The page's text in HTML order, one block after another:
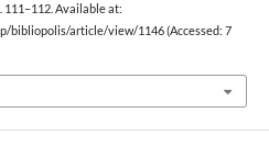
111–112. Available at:
bibliopolis/article/view/1146 (Accessed: 7